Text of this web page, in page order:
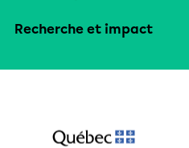
Recherche et impact